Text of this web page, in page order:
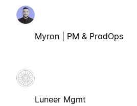
Myron | PM & ProdOps
Luneer Mgmt